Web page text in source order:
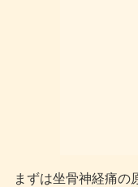
まずは坐骨神経痛の